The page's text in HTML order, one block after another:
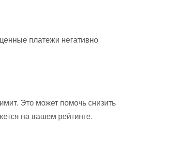
платежи негативно
Это может помочь снизить
на вашем рейтинге.